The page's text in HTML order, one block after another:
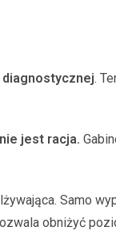
.
jest racja.
Samo
obniżyć